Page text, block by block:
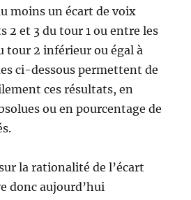
moins un écart de voix
2 et 3 du tour 1 ou entre les
tour 2 inférieur ou égal à
ci-dessous permettent de
ces résultats, en
ou en pourcentage de
la rationalité de l’écart
donc aujourd’hui